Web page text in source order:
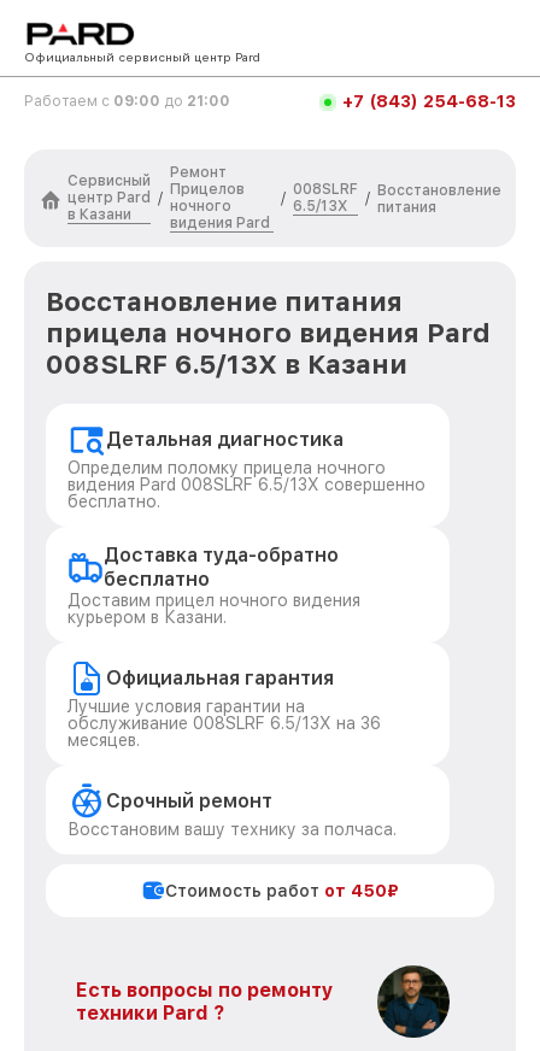
Официальный сервисный центр Pard
Работаем с 09:00 до 21:00 +7 (843) 254-68-13
Сервисный
центр Pard
в Казани
/
Ремонт
Прицелов
ночного
видения Pard
/
008SLRF
6.5/13X
/ Восстановление
питания
Восстановление питания
прицела ночного видения Pard
008SLRF 6.5/13X в Казани
Детальная диагностика
Определим поломку прицела ночного
видения Pard 008SLRF 6.5/13X совершенно
бесплатно.
Доставка туда-обратно
бесплатно
Доставим прицел ночного видения
курьером в Казани.
Официальная гарантия
Лучшие условия гарантии на
обслуживание 008SLRF 6.5/13X на 36
месяцев.
Срочный ремонт
Восстановим вашу технику за полчаса.
Стоимость работ от 450₽
Есть вопросы по ремонту
техники Pard ?